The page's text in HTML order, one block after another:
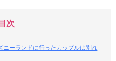
目次
ーランドに行ったカップルは別れ